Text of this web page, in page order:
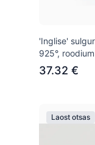
'Inglise'
925°,
37.32 €
Laost otsas